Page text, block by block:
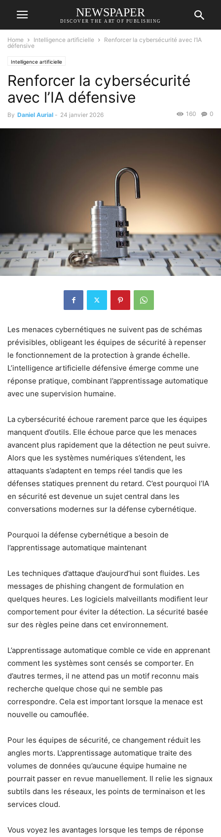
NEWSPAPER
DISCOVER THE ART OF PUBLISHING
Home Intelligence artificielle
Renforcer la cybersécurité avec l’IA
défensive
Intelligence artificielle
Renforcer la cybersécurité
avec l’IA défensive
By Daniel Aurial - 24 janvier 2026 0
160
Les menaces cybernétiques ne suivent pas de schémas
prévisibles, obligeant les équipes de sécurité à repenser
le fonctionnement de la protection à grande échelle.
L’intelligence artificielle défensive émerge comme une
réponse pratique, combinant l’apprentissage automatique
avec une supervision humaine.
La cybersécurité échoue rarement parce que les équipes
manquent d’outils. Elle échoue parce que les menaces
avancent plus rapidement que la détection ne peut suivre.
Alors que les systèmes numériques s’étendent, les
attaquants s’adaptent en temps réel tandis que les
défenses statiques prennent du retard. C’est pourquoi l’IA
en sécurité est devenue un sujet central dans les
conversations modernes sur la défense cybernétique.
Pourquoi la défense cybernétique a besoin de
l’apprentissage automatique maintenant
Les techniques d’attaque d’aujourd’hui sont fluides. Les
messages de phishing changent de formulation en
quelques heures. Les logiciels malveillants modifient leur
comportement pour éviter la détection. La sécurité basée
sur des règles peine dans cet environnement.
L’apprentissage automatique comble ce vide en apprenant
comment les systèmes sont censés se comporter. En
d’autres termes, il ne attend pas un motif reconnu mais
recherche quelque chose qui ne semble pas
correspondre. Cela est important lorsque la menace est
nouvelle ou camouflée.
Pour les équipes de sécurité, ce changement réduit les
angles morts. L’apprentissage automatique traite des
volumes de données qu’aucune équipe humaine ne
pourrait passer en revue manuellement. Il relie les signaux
subtils dans les réseaux, les points de terminaison et les
services cloud.
Vous voyez les avantages lorsque les temps de réponse